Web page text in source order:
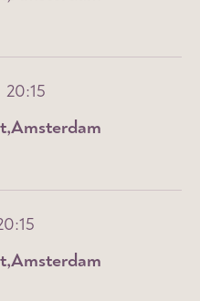
20:15
Amsterdam
Amsterdam